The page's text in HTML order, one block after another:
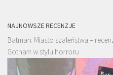
NAJNOWSZE RECENZJE
Batman. Miasto szaleństwa –
Gotham w stylu horroru